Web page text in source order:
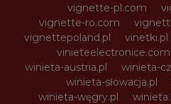
vignette-pl.com
vignette-ro.com
vignettepoland.pl
vinetki.pl
vinieteelectronice.com
winieta-austria.pl
winieta-
winieta-słowacja.pl
winieta-węgry.pl